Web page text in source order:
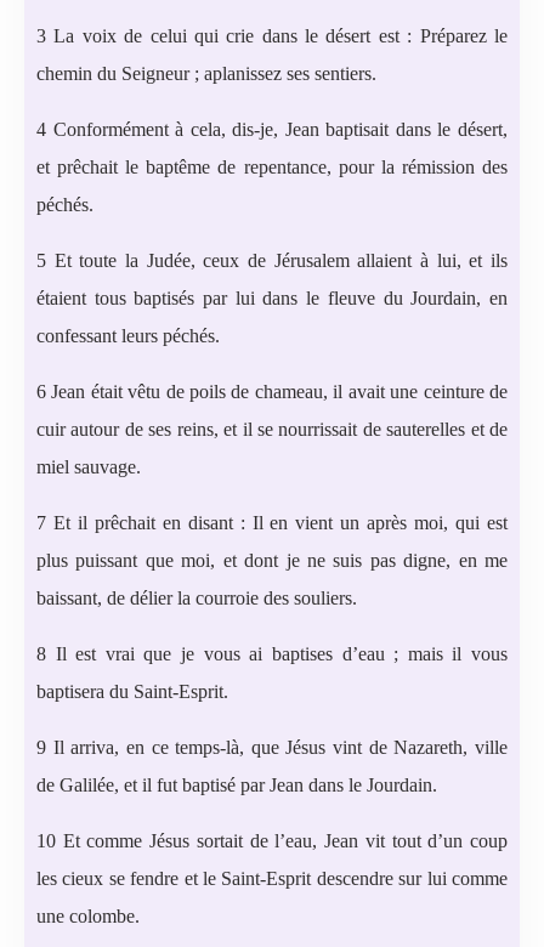
3 La voix de celui qui crie dans le désert est : Préparez le
chemin du Seigneur ; aplanissez ses sentiers.
4 Conformément à cela, dis-je, Jean baptisait dans le désert,
et prêchait le baptême de repentance, pour la rémission des
péchés.
5 Et toute la Judée, ceux de Jérusalem allaient à lui, et ils
étaient tous baptisés par lui dans le fleuve du Jourdain, en
confessant leurs péchés.
6 Jean était vêtu de poils de chameau, il avait une ceinture de
cuir autour de ses reins, et il se nourrissait de sauterelles et de
miel sauvage.
7 Et il prêchait en disant : Il en vient un après moi, qui est
plus puissant que moi, et dont je ne suis pas digne, en me
baissant, de délier la courroie des souliers.
8 Il est vrai que je vous ai baptises d’eau ; mais il vous
baptisera du Saint-Esprit.
9 Il arriva, en ce temps-là, que Jésus vint de Nazareth, ville
de Galilée, et il fut baptisé par Jean dans le Jourdain.
10 Et comme Jésus sortait de l’eau, Jean vit tout d’un coup
les cieux se fendre et le Saint-Esprit descendre sur lui comme
une colombe.